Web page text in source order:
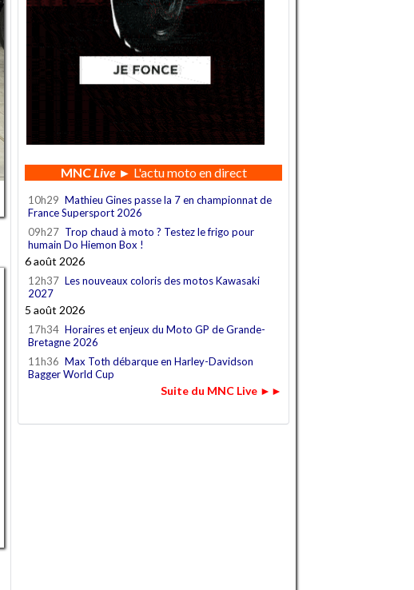
MNCLive► L'actu moto en direct
10h29 Mathieu Gines passe la 7 en championnat de
France Supersport 2026
09h27 Trop chaud à moto ? Testez le frigo pour
humain Do Hiemon Box !
6 août 2026
12h37 Les nouveaux coloris des motos Kawasaki
2027
5 août 2026
17h34 Horaires et enjeux du Moto GP de Grande-
Bretagne 2026
11h36 Max Toth débarque en Harley-Davidson
Bagger World Cup
Suite du MNC Live ►►